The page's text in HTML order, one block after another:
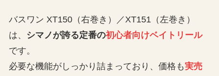
バスワン XT150（右巻き）／XT151（左巻き）
は、
シマノが誇る定番の初心者向けベイトリール
です。
必要な機能がしっかり詰まっており、価格も実売